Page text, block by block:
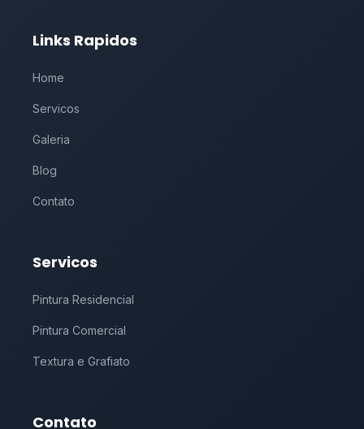
Links Rapidos
Home
Servicos
Galeria
Blog
Contato
Servicos
Pintura Residencial
Pintura Comercial
Textura e Grafiato
Contato